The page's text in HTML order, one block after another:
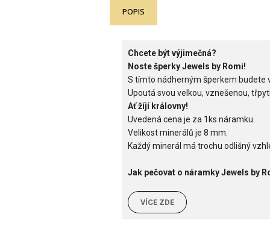
POPIS
Chcete být výjimečná?
Noste šperky Jewels by Romi!
S tímto nádherným šperkem budete
Upoutá svou velkou, vznešenou,
Ať žíjí královny!
Uvedená cena je za 1ks náramku.
Velikost minerálů je 8 mm.
Každý minerál má trochu odlišný
Jak pečovat o náramky Jewels by
VÍCE ZDE